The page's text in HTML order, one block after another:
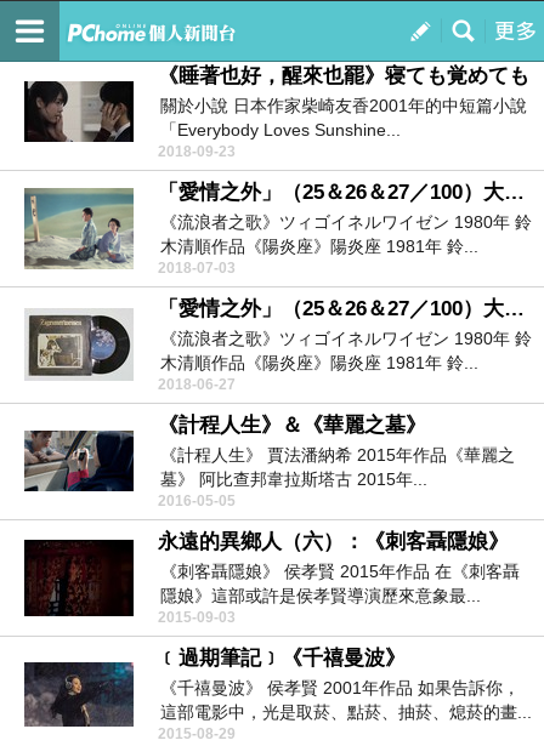
我的
訂閱
牛頭犬的資料庫
《睡著也好，醒來也罷》寝ても覚めても
關於小說 日本作家柴崎友香2001年的中短篇小說
「Everybody Loves Sunshine...
2018-09-23
「愛情之外」（25＆26＆27／100）大正浪漫三部曲（下）
《流浪者之歌》ツィゴイネルワイゼン 1980年 鈴
木清順作品《陽炎座》陽炎座 1981年 鈴...
2018-07-03
「愛情之外」（25＆26＆27／100）大正浪漫三部曲（上）
《流浪者之歌》ツィゴイネルワイゼン 1980年 鈴
木清順作品《陽炎座》陽炎座 1981年 鈴...
2018-06-27
《計程人生》＆《華麗之墓》
《計程人生》 賈法潘納希 2015年作品《華麗之
墓》 阿比查邦韋拉斯塔古 2015年...
2016-05-05
永遠的異鄉人（六）：《刺客聶隱娘》
《刺客聶隱娘》 侯孝賢 2015年作品 在《刺客聶
隱娘》這部或許是侯孝賢導演歷來意象最...
2015-09-03
﹝過期筆記﹞《千禧曼波》
《千禧曼波》 侯孝賢 2001年作品 如果告訴你，
這部電影中，光是取菸、點菸、抽菸、熄菸的畫...
2015-08-29